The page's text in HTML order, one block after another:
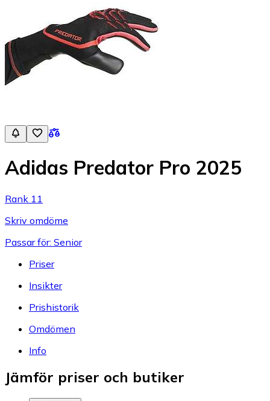
Adidas Predator Pro 2025
Rank 11
Skriv omdöme
Passar för: Senior
Priser
Insikter
Prishistorik
Omdömen
Info
Jämför priser och butiker